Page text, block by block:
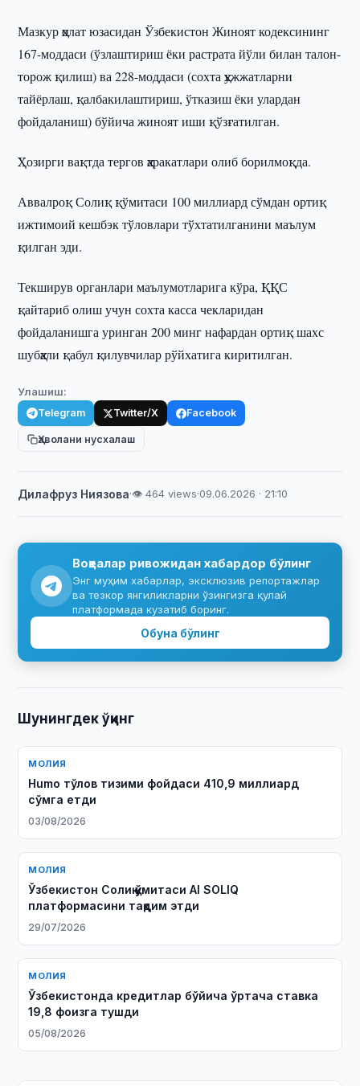
Мазкур ҳолат юзасидан Ўзбекистон Жиноят кодексининг
167-моддаси (ўзлаштириш ёки растрата йўли билан талон-
торож қилиш) ва 228-моддаси (сохта ҳужжатларни
тайёрлаш, қалбакилаштириш, ўтказиш ёки улардан
фойдаланиш) бўйича жиноят иши қўзғатилган.
Ҳозирги вақтда тергов ҳаракатлари олиб борилмоқда.
Аввалроқ Солиқ қўмитаси 100 миллиард сўмдан ортиқ
ижтимоий кешбэк тўловлари тўхтатилганини маълум
қилган эди.
Текширув органлари маълумотларига кўра, ҚҚС
қайтариб олиш учун сохта касса чекларидан
фойдаланишга уринган 200 минг нафардан ортиқ шахс
шубҳали қабул қилувчилар рўйхатига киритилган.
Улашиш:
Telegram Twitter/X Facebook
Ҳаволани нусхалаш
Дилафруз Ниязова·👁 464 views·09.06.2026 · 21:10
Воқеалар ривожидан хабардор бўлинг
Энг муҳим хабарлар, эксклюзив репортажлар
ва тезкор янгиликларни ўзингизга қулай
платформада кузатиб боринг.
Обуна бўлинг
Шунингдек ўқинг
МОЛИЯ
Humo тўлов тизими фойдаси 410,9 миллиард
сўмга етди
03/08/2026
МОЛИЯ
Ўзбекистон Солиқ қўмитаси AI SOLIQ
платформасини тақдим этди
29/07/2026
МОЛИЯ
Ўзбекистонда кредитлар бўйича ўртача ставка
19,8 фоизга тушди
05/08/2026